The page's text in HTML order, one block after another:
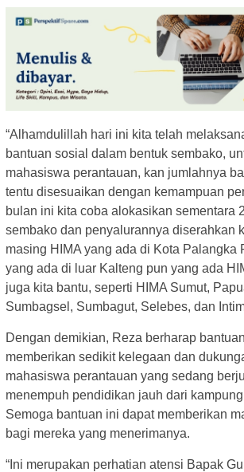
“Alhamdulillah hari ini kita telah
bantuan sosial dalam bentuk sembako,
mahasiswa perantauan, kan jumlahnya
tentu disesuaikan dengan kemampuan
bulan ini kita coba alokasikan sementara
sembako dan penyalurannya diserahkan
masing HIMA yang ada di Kota Palangka
yang ada di luar Kalteng pun yang ada
juga kita bantu, seperti HIMA Sumut,
Sumbagsel, Sumbagut, Selebes, dan
Dengan demikian, Reza berharap
memberikan sedikit kelegaan dan
mahasiswa perantauan yang sedang
menempuh pendidikan jauh dari
Semoga bantuan ini dapat memberikan
bagi mereka yang menerimanya.
“Ini merupakan perhatian atensi Bapak